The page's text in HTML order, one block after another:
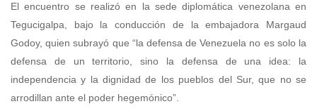
El encuentro se realizó en la sede diplomática venezolana en
Tegucigalpa, bajo la conducción de la embajadora Margaud
Godoy, quien subrayó que “la defensa de Venezuela no es solo la
defensa de un territorio, sino la defensa de una idea: la
independencia y la dignidad de los pueblos del Sur, que no se
arrodillan ante el poder hegemónico”.